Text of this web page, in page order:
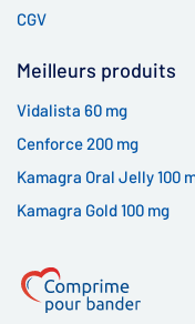
CGV
Meilleurs produits
Vidalista 60 mg
Cenforce 200 mg
Kamagra Oral Jelly 100
Kamagra Gold 100 mg